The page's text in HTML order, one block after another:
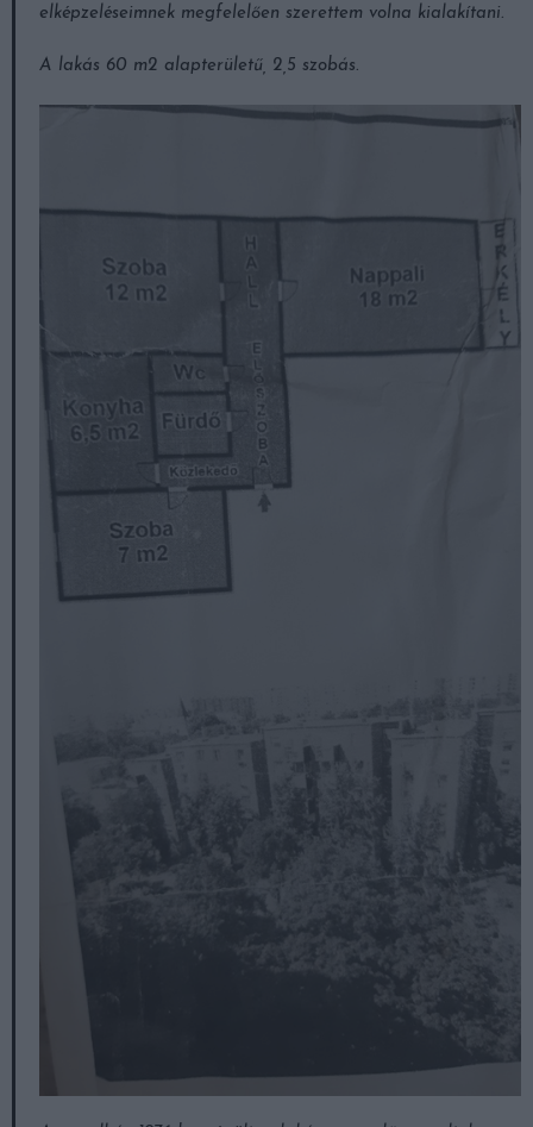
elképzeléseimnek megfelelően szerettem volna kialakítani.
A lakás 60 m2 alapterületű, 2,5 szobás.